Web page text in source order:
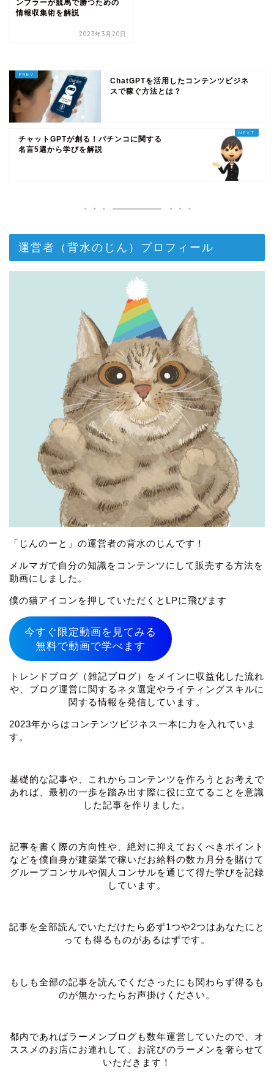
ンブラーが競馬で勝つための
情報収集術を解説
2023年3月20日
ChatGPTを活用したコンテンツビジネ
スで稼ぐ方法とは？
チャットGPTが創る！パチンコに関する
名言5選から学びを解説
運営者（背水のじん）プロフィール
「じんのーと」の運営者の背水のじんです！
メルマガで自分の知識をコンテンツにして販売する方法を
動画にしました。
僕の猫アイコンを押していただくとLPに飛びます
今すぐ限定動画を見てみる
無料で動画で学べます
トレンドブログ（雑記ブログ）をメインに収益化した流れ
や、ブログ運営に関するネタ選定やライティングスキルに
関する情報を発信しています。
2023年からはコンテンツビジネス一本に力を入れていま
す。
基礎的な記事や、これからコンテンツを作ろうとお考えで
あれば、最初の一歩を踏み出す際に役に立てることを意識
した記事を作りました。
記事を書く際の方向性や、絶対に抑えておくべきポイント
などを僕自身が建築業で稼いだお給料の数カ月分を賭けて
グループコンサルや個人コンサルを通じて得た学びを記録
しています。
記事を全部読んでいただけたら必ず1つや2つはあなたにと
っても得るものがあるはずです。
もしも全部の記事を読んでくださったにも関わらず得るも
のが無かったらお声掛けください。
都内であればラーメンブログも数年運営していたので、オ
ススメのお店にお連れして、お詫びのラーメンを奢らせて
いただきます！